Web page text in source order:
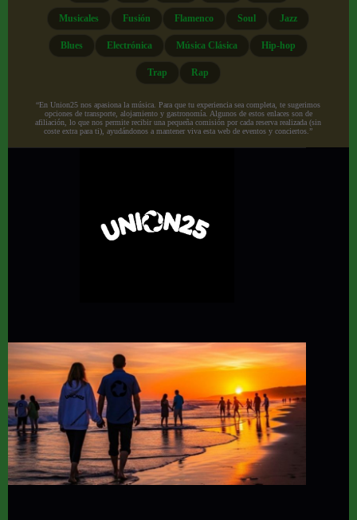
Musicales Fusión Flamenco Soul Jazz
Blues Electrónica Música Clásica Hip-hop
Trap Rap
“En Union25 nos apasiona la música. Para que tu experiencia sea completa, te sugerimos
opciones de transporte, alojamiento y gastronomía. Algunos de estos enlaces son de
afiliación, lo que nos permite recibir una pequeña comisión por cada reserva realizada (sin
coste extra para ti), ayudándonos a mantener viva esta web de eventos y conciertos.”